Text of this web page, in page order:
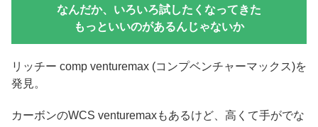
なんだか、いろいろ試したくなってきた
もっといいのがあるんじゃないか
リッチー comp venturemax (コンプベンチャーマックス)を
発見。
カーボンのWCS venturemaxもあるけど、高くて手がでな